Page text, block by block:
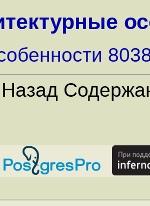
Назад